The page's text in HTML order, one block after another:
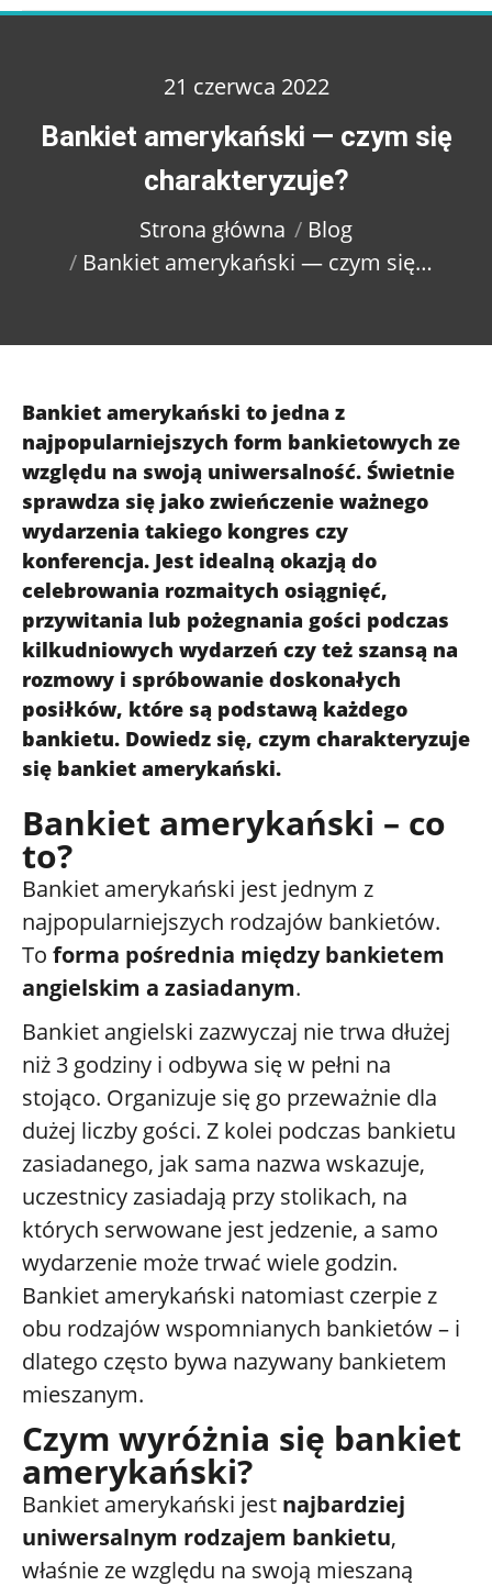
21 czerwca 2022
Bankiet amerykański — czym się
charakteryzuje?
Jesteś tutaj:
Strona główna
Blog
Bankiet amerykański — czym się…
Bankiet amerykański to jedna z
najpopularniejszych form bankietowych ze
względu na swoją uniwersalność. Świetnie
sprawdza się jako zwieńczenie ważnego
wydarzenia takiego kongres czy
konferencja. Jest idealną okazją do
celebrowania rozmaitych osiągnięć,
przywitania lub pożegnania gości podczas
kilkudniowych wydarzeń czy też szansą na
rozmowy i spróbowanie doskonałych
posiłków, które są podstawą każdego
bankietu. Dowiedz się, czym charakteryzuje
się bankiet amerykański.
Bankiet amerykański – co
to?
Bankiet amerykański jest jednym z
najpopularniejszych rodzajów bankietów.
To forma pośrednia między bankietem
angielskim a zasiadanym.
Bankiet angielski zazwyczaj nie trwa dłużej
niż 3 godziny i odbywa się w pełni na
stojąco. Organizuje się go przeważnie dla
dużej liczby gości. Z kolei podczas bankietu
zasiadanego, jak sama nazwa wskazuje,
uczestnicy zasiadają przy stolikach, na
których serwowane jest jedzenie, a samo
wydarzenie może trwać wiele godzin.
Bankiet amerykański natomiast czerpie z
obu rodzajów wspomnianych bankietów – i
dlatego często bywa nazywany bankietem
mieszanym.
Czym wyróżnia się bankiet
amerykański?
Bankiet amerykański jest najbardziej
uniwersalnym rodzajem bankietu,
właśnie ze względu na swoją mieszaną